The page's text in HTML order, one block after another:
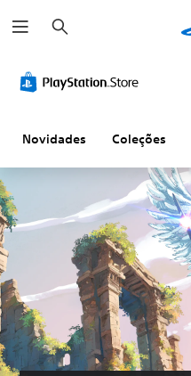
e
s
i
s
Novidades Coleções